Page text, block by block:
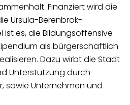
Finanziert wird die
Ursula-Berenbrok-
ist es, die Bildungsoffensive
als bürgerschaftlich
Dazu wirbt die Stadt
Unterstützung durch
sowie Unternehmen und